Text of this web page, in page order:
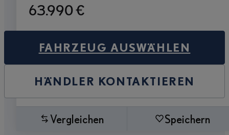
63.990 €
FAHRZEUG AUSWÄHLEN
HÄNDLER KONTAKTIEREN
Vergleichen Speichern